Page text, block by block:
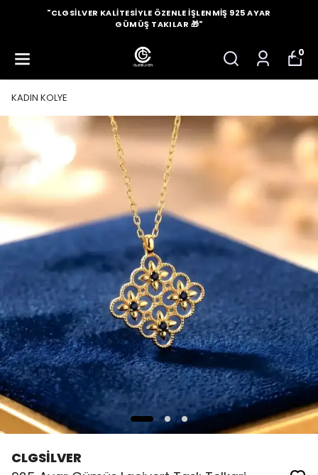
"CLGSILVER KALITESIYLE ÖZENLE İŞLENMIŞ 925 AYAR
GÜMÜŞ TAKILAR 🎁"
0
KADIN KOLYE
CLGSİLVER